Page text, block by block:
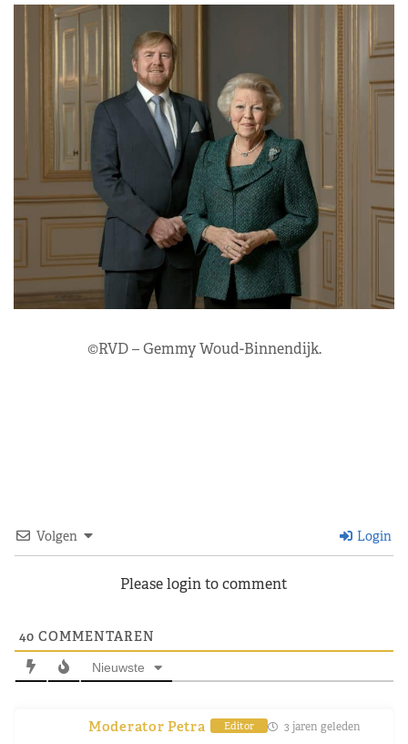
©RVD – Gemmy Woud-Binnendijk.
Volgen Login
Please login to comment
40 COMMENTAREN
Nieuwste
Moderator Petra Editor 3 jaren geleden